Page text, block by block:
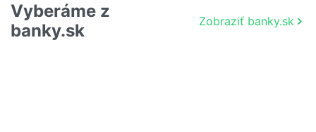
Vyberáme z
banky.sk
Zobraziť banky.sk